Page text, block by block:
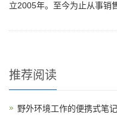
立2005年。至今为止从事销
理商/代销商。geng多机型请
推荐阅读
野外环境工作的便携式笔